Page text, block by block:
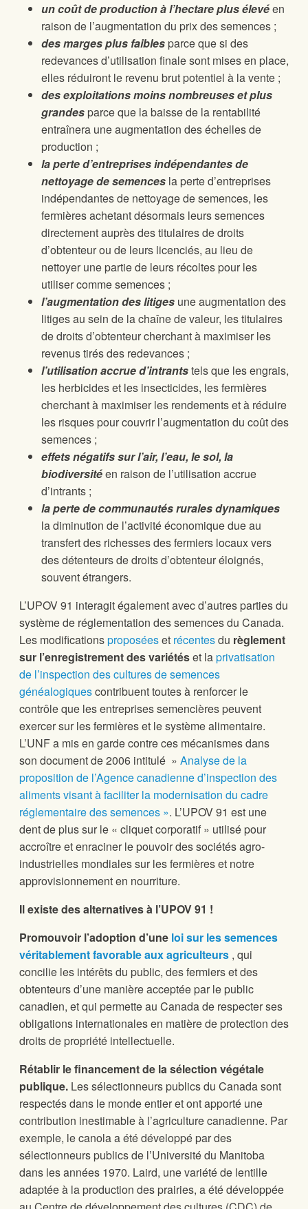
un coût de production à l’hectare plus élevéen
raison de l’augmentation du prix des semences ;
des marges plus faiblesparce que si des
redevances d’utilisation finale sont mises en place,
elles réduiront le revenu brut potentiel à la vente ;
des exploitations moins nombreuses et plus
grandesparce que la baisse de la rentabilité
entraînera une augmentation des échelles de
production ;
la perte d’entreprises indépendantes de
nettoyage de semences la perte d’entreprises
indépendantes de nettoyage de semences, les
fermières achetant désormais leurs semences
directement auprès des titulaires de droits
d’obtenteur ou de leurs licenciés, au lieu de
nettoyer une partie de leurs récoltes pour les
utiliser comme semences ;
l’augmentation des litiges une augmentation des
litiges au sein de la chaîne de valeur, les titulaires
de droits d’obtenteur cherchant à maximiser les
revenus tirés des redevances ;
l’utilisation accrue d’intrantstels que les engrais,
les herbicides et les insecticides, les fermières
cherchant à maximiser les rendements et à réduire
les risques pour couvrir l’augmentation du coût des
semences ;
effets négatifs sur l’air, l’eau, le sol, la
biodiversitéen raison de l’utilisation accrue
d’intrants ;
la perte de communautés rurales dynamiques
la diminution de l’activité économique due au
transfert des richesses des fermiers locaux vers
des détenteurs de droits d’obtenteur éloignés,
souvent étrangers.
L’UPOV 91 interagit également avec d’autres parties du
système de réglementation des semences du Canada.
Les modificationsproposéeset récentesdu règlement
sur l’enregistrement des variétéset laprivatisation
de l’inspection des cultures de semences
généalogiquescontribuent toutes à renforcer le
contrôle que les entreprises semencières peuvent
exercer sur les fermières et le système alimentaire.
L’UNF a mis en garde contre ces mécanismes dans
son document de 2006 intitulé » Analyse de la
proposition de l’Agence canadienne d’inspection des
aliments visant à faciliter la modernisation du cadre
réglementaire des semences ». L’UPOV 91 est une
dent de plus sur le « cliquet corporatif » utilisé pour
accroître et enraciner le pouvoir des sociétés agro-
industrielles mondiales sur les fermières et notre
approvisionnement en nourriture.
Il existe des alternatives à l’UPOV 91 !
Promouvoir l’adoption d’une loi sur les semences
véritablement favorable aux agriculteurs , qui
concilie les intérêts du public, des fermiers et des
obtenteurs d’une manière acceptée par le public
canadien, et qui permette au Canada de respecter ses
obligations internationales en matière de protection des
droits de propriété intellectuelle.
Rétablir le financement de la sélection végétale
publique. Les sélectionneurs publics du Canada sont
respectés dans le monde entier et ont apporté une
contribution inestimable à l’agriculture canadienne. Par
exemple, le canola a été développé par des
sélectionneurs publics de l’Université du Manitoba
dans les années 1970. Laird, une variété de lentille
adaptée à la production des prairies, a été développée